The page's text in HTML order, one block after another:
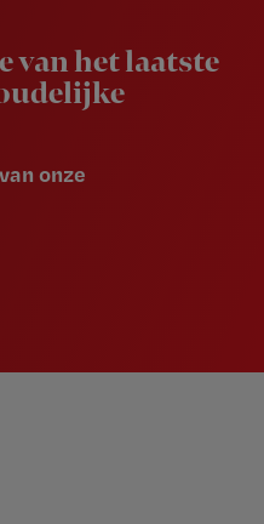
van het laatste
onze